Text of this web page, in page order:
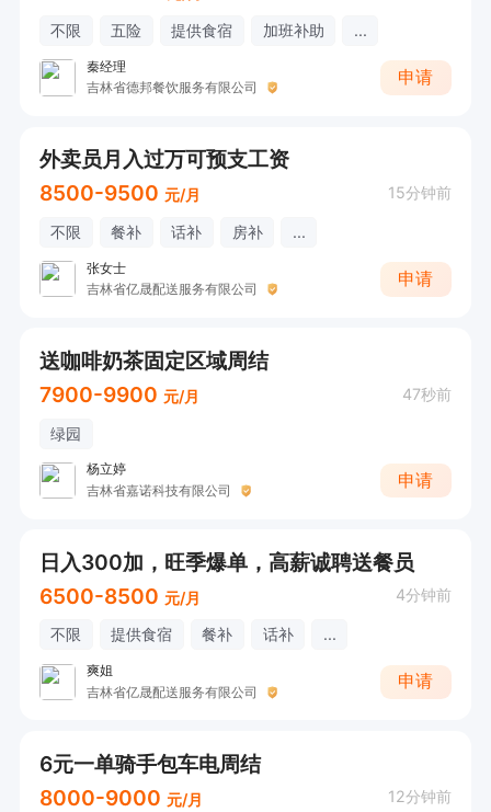
不限
五险 提供食宿 加班补助 ...
秦经理
吉林省德邦餐饮服务有限公司
申请
外卖员月入过万可预支工资
8500-9500 元/月 15分钟前
不限 餐补 话补 房补 ...
张女士
吉林省亿晟配送服务有限公司
申请
送咖啡奶茶固定区域周结
7900-9900 元/月 47秒前
绿园
杨立婷
吉林省嘉诺科技有限公司
申请
日入300加，旺季爆单，高薪诚聘送餐员
6500-8500 元/月 4分钟前
不限 提供食宿 餐补 话补 ...
爽姐
吉林省亿晟配送服务有限公司
申请
6元一单骑手包车电周结
8000-9000 元/月 12分钟前